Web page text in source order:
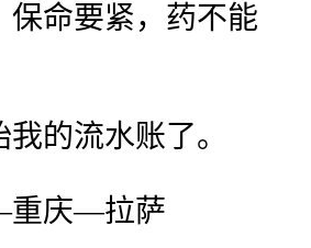
保命要紧，药不能
的流水账了。
重庆—拉萨